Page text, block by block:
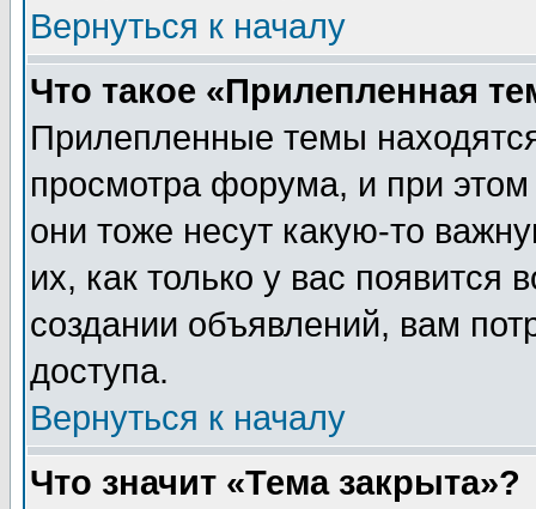
Вернуться к началу
Что такое «Прилепленная
Прилепленные темы
просмотра форума, и при
они тоже несут какую-то
их, как только у вас появится
создании объявлений, вам
доступа.
Вернуться к началу
Что значит «Тема закрыта»?